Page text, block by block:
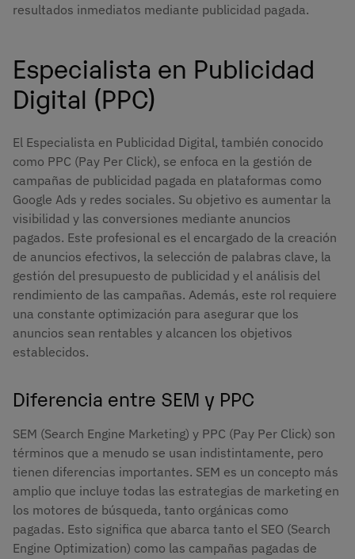
resultados inmediatos mediante publicidad pagada.
Especialista en Publicidad
Digital (PPC)
El Especialista en Publicidad Digital, también conocido
como PPC (Pay Per Click), se enfoca en la gestión de
campañas de publicidad pagada en plataformas como
Google Ads y redes sociales. Su objetivo es aumentar la
visibilidad y las conversiones mediante anuncios
pagados. Este profesional es el encargado de la creación
de anuncios efectivos, la selección de palabras clave, la
gestión del presupuesto de publicidad y el análisis del
rendimiento de las campañas. Además, este rol requiere
una constante optimización para asegurar que los
anuncios sean rentables y alcancen los objetivos
establecidos.
Diferencia entre SEM y PPC
SEM (Search Engine Marketing) y PPC (Pay Per Click) son
términos que a menudo se usan indistintamente, pero
tienen diferencias importantes. SEM es un concepto más
amplio que incluye todas las estrategias de marketing en
los motores de búsqueda, tanto orgánicas como
pagadas. Esto significa que abarca tanto el SEO (Search
Engine Optimization) como las campañas pagadas de